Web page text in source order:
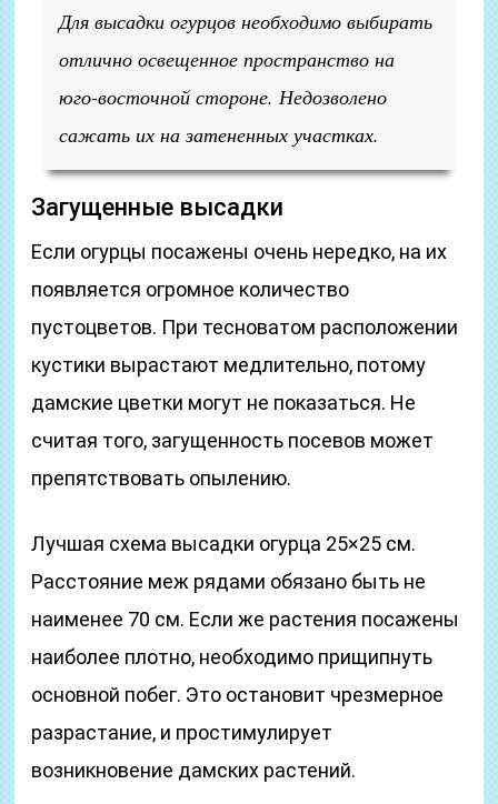
Для высадки огурцов необходимо выбирать
отлично освещенное пространство на
юго-восточной стороне. Недозволено
сажать их на затененных участках.
Загущенные высадки
Если огурцы посажены очень нередко, на их
появляется огромное количество
пустоцветов. При тесноватом расположении
кустики вырастают медлительно, потому
дамские цветки могут не показаться. Не
считая того, загущенность посевов может
препятствовать опылению.
Лучшая схема высадки огурца 25×25 см.
Расстояние меж рядами обязано быть не
наименее 70 см. Если же растения посажены
наиболее плотно, необходимо прищипнуть
основной побег. Это остановит чрезмерное
разрастание, и простимулирует
возникновение дамских растений.